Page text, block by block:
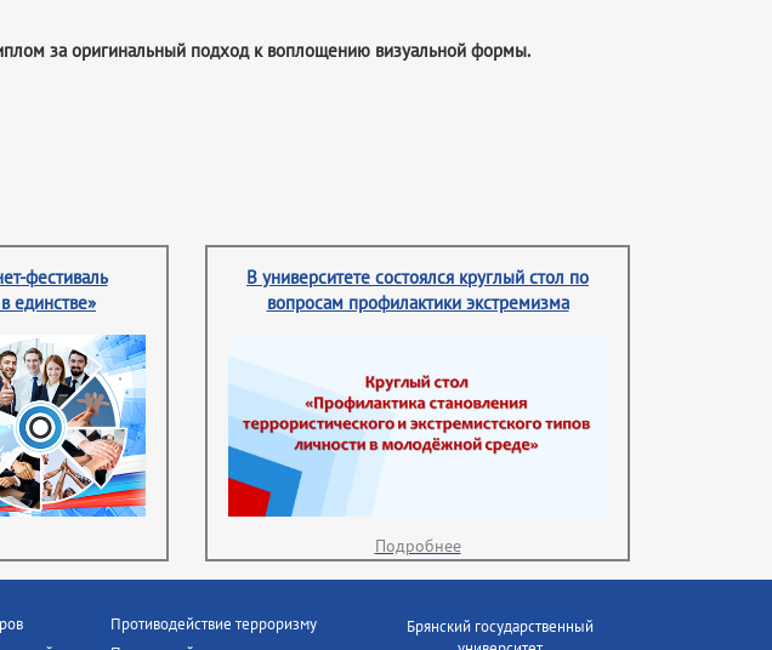
за оригинальный подход к воплощению визуальной формы.
фестиваль
единстве»
В университете состоялся круглый стол по
вопросам профилактики экстремизма
Подробнее
Противодействие терроризму
Брянский государственный